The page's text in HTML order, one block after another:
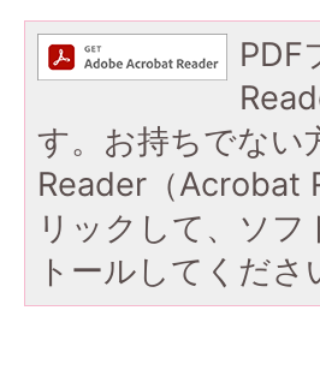
PDF
す。お持ちでない
Reader（Acrobat
リックして、ソ
トールしてくださ